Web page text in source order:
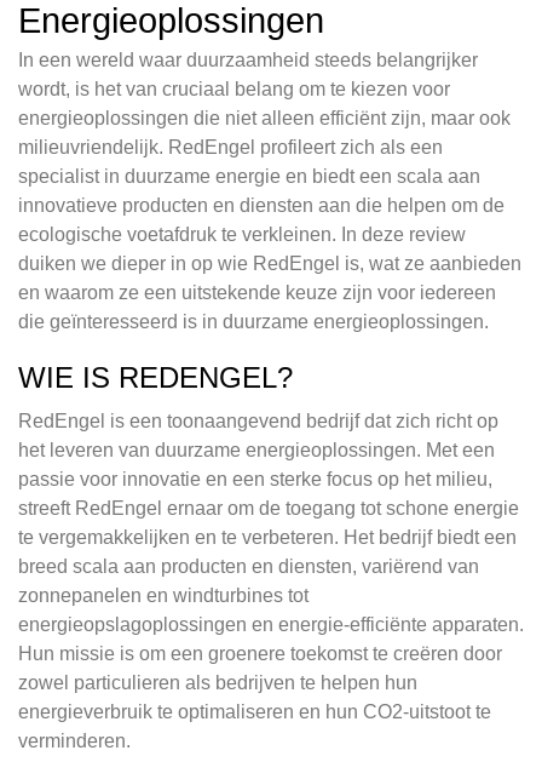
Energieoplossingen
In een wereld waar duurzaamheid steeds belangrijker
wordt, is het van cruciaal belang om te kiezen voor
energieoplossingen die niet alleen efficiënt zijn, maar ook
milieuvriendelijk. RedEngel profileert zich als een
specialist in duurzame energie en biedt een scala aan
innovatieve producten en diensten aan die helpen om de
ecologische voetafdruk te verkleinen. In deze review
duiken we dieper in op wie RedEngel is, wat ze aanbieden
en waarom ze een uitstekende keuze zijn voor iedereen
die geïnteresseerd is in duurzame energieoplossingen.
WIE IS REDENGEL?
RedEngel is een toonaangevend bedrijf dat zich richt op
het leveren van duurzame energieoplossingen. Met een
passie voor innovatie en een sterke focus op het milieu,
streeft RedEngel ernaar om de toegang tot schone energie
te vergemakkelijken en te verbeteren. Het bedrijf biedt een
breed scala aan producten en diensten, variërend van
zonnepanelen en windturbines tot
energieopslagoplossingen en energie-efficiënte apparaten.
Hun missie is om een groenere toekomst te creëren door
zowel particulieren als bedrijven te helpen hun
energieverbruik te optimaliseren en hun CO2-uitstoot te
verminderen.